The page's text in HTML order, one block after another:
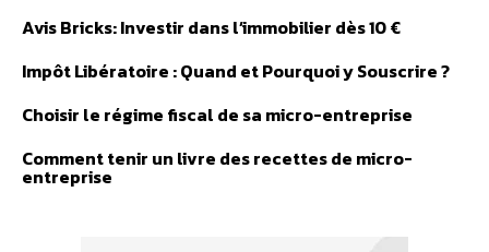
Avis Bricks: Investir dans l’immobilier dès 10 €
Impôt Libératoire : Quand et Pourquoi y Souscrire ?
Choisir le régime fiscal de sa micro-entreprise
Comment tenir un livre des recettes de micro-
entreprise